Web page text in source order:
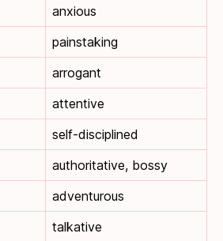
anxious
painstaking
arrogant
attentive
self-disciplined
authoritative, bossy
adventurous
talkative